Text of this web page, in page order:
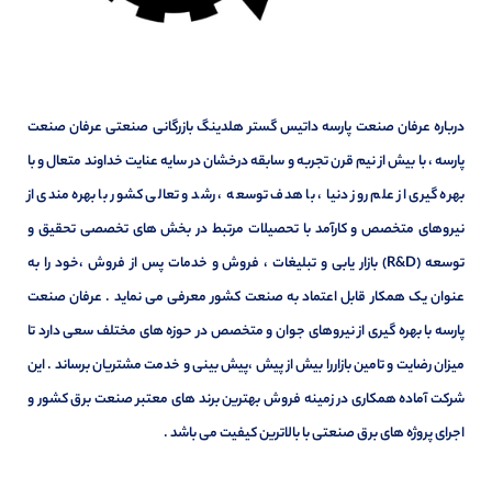
درباره عرفان صنعت پارسه داتیس گستر هلدینگ بازرگانی صنعتی عرفان صنعت
پارسه ، با بیش از نیم قرن تجربه و سابقه درخشان در سایه عنایت خداوند متعال و با
بهره گیری از علم روز دنیا ، با هدف توسعه ، رشد و تعالی کشور با بهره مندی از
نیروهای متخصص و کارآمد با تحصیلات مرتبط در بخش های تخصصی تحقیق و
توسعه (R&D) بازار یابی و تبلیغات ، فروش و خدمات پس از فروش ،خود را به
عنوان یک همکار قابل اعتماد به صنعت کشور معرفی می نماید . عرفان صنعت
پارسه با بهره گیری از نیروهای جوان و متخصص در حوزه های مختلف سعی دارد تا
میزان رضایت و تامین بازاررا بیش از پیش ،پیش بینی و خدمت مشتریان برساند . این
شرکت آماده همکاری در زمینه فروش بهترین برند های معتبر صنعت برق کشور و
اجرای پروژه های برق صنعتی با بالاترین کیفیت می باشد .